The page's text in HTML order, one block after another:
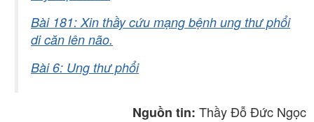
Bài 181: Xin thầy cứu mạng bệnh ung thư phổi
di căn lên não.
Bài 6: Ung thư phổi
Nguồn tin: Thầy Đỗ Đức Ngọc